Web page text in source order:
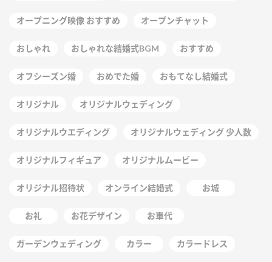
オープニング映像 おすすめ オープンチャット
おしゃれ おしゃれな結婚式BGM おすすめ
オフシーズン婚 おめでた婚 おもてなし結婚式
オリジナル オリジナルウェディング
オリジナルウエディング オリジナルウェディング 少人数
オリジナルフィギュア オリジナルムービー
オリジナル招待状 オンライン結婚式 お城
お礼 お花デザイン お車代
ガーデンウェディング カラー カラードレス